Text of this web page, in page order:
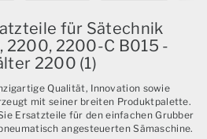
für Sätechnik
2200, 2200-C B015 -
2200 (1)
Qualität, Innovation sowie
mit seiner breiten Produktpalette.
Ersatzteile für den einfachen Grubber
angesteuerten Sämaschine.